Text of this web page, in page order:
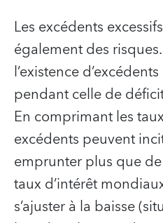
Les excédents
également des
l’existence
pendant celle de
En comprimant les
excédents peuvent
emprunter plus que
taux d’intérêt
s’ajuster à la baisse